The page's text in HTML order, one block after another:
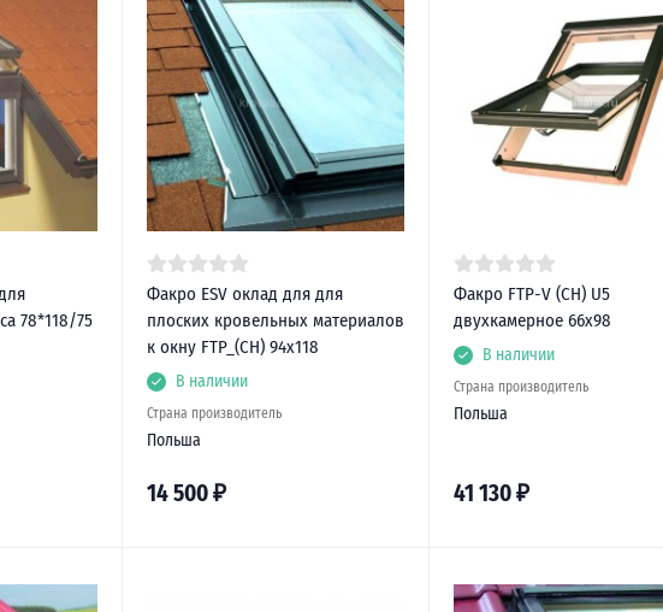
78*118/75
Факро ESV оклад для для
плоских кровельных материалов
к окну FTP_(CH) 94х118
В наличии
Страна производитель
Польша
14 500₽
Факро FTP-V (СН) U5
двухкамерное 66х98
В наличии
Страна производитель
Польша
41 130₽